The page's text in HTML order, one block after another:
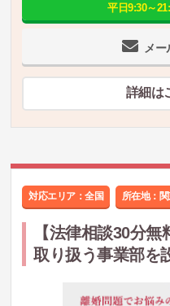
メ
平日9:30～
詳細は
対応エリア：全国 所在地：
【法律相談30分
取り扱う事業部を